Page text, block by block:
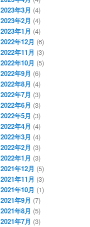
2023年3月 (4)
2023年2月 (4)
2023年1月 (4)
2022年12月 (6)
2022年11月 (3)
2022年10月 (5)
2022年9月 (6)
2022年8月 (4)
2022年7月 (3)
2022年6月 (3)
2022年5月 (3)
2022年4月 (4)
2022年3月 (4)
2022年2月 (3)
2022年1月 (3)
2021年12月 (5)
2021年11月 (3)
2021年10月 (1)
2021年9月 (7)
2021年8月 (5)
2021年7月 (3)